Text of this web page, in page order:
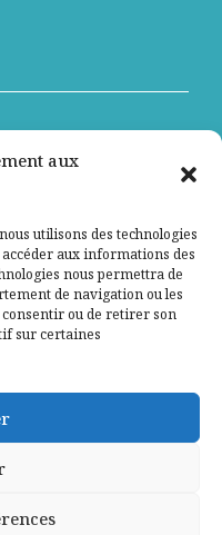
aux
utilisons des technologies
aux informations des
nous permettra de
de navigation ou les
consentir ou de retirer son
sur certaines